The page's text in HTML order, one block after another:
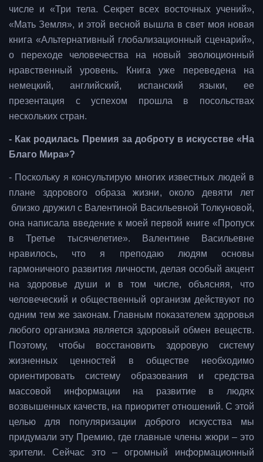
числе и «Три тела. Секрет всех восточных учений»,
«Мать Земля», и этой весной вышла в свет моя новая
книга «Альтернативный глобализационный сценарий»,
о переходе человечества на новый эволюционный
нравственный уровень. Книга уже переведена на
немецкий, английский, испанский языки, ее
презентация с успехом прошла в посольствах
нескольких стран.
- Как родилась Премия за доброту в искусстве «На
Благо Мира»?
- Поскольку я консультирую многих известных людей в
плане здорового образа жизни, около девяти лет
близко дружил с Валентиной Васильевной Толкуновой,
она написала введение к моей первой книге «Пропуск
в Третье тысячелетие». Валентине Васильевне
нравилось, что я преподаю людям основы
гармоничного развития личности, делая особый акцент
на здоровье души и в том числе, объясняя, что
человеческий и общественный организм действуют по
одним тем же законам. Главным показателем здоровья
любого организма является здоровый обмен веществ.
Поэтому, чтобы восстановить здоровую систему
жизненных ценностей в обществе необходимо
ориентировать систему образования и средства
массовой информации на развитие в людях
возвышенных качеств, на приоритет отношений. С этой
целью для популяризации доброго искусства мы
придумали эту Премию, где главные члены жюри – это
зрители. Сейчас это – огромный информационный